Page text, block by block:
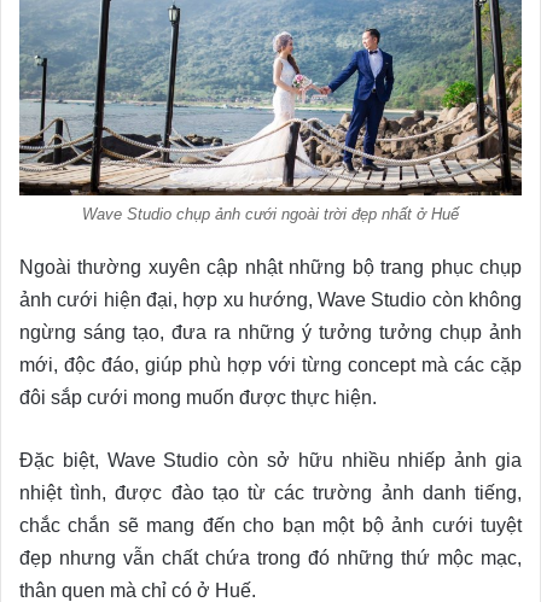
Wave Studio chụp ảnh cưới ngoài trời đẹp nhất ở Huế
Ngoài thường xuyên cập nhật những bộ trang phục chụp
ảnh cưới hiện đại, hợp xu hướng, Wave Studio còn không
ngừng sáng tạo, đưa ra những ý tưởng tưởng chụp ảnh
mới, độc đáo, giúp phù hợp với từng concept mà các cặp
đôi sắp cưới mong muốn được thực hiện.
Đặc biệt, Wave Studio còn sở hữu nhiều nhiếp ảnh gia
nhiệt tình, được đào tạo từ các trường ảnh danh tiếng,
chắc chắn sẽ mang đến cho bạn một bộ ảnh cưới tuyệt
đẹp nhưng vẫn chất chứa trong đó những thứ mộc mạc,
thân quen mà chỉ có ở Huế.